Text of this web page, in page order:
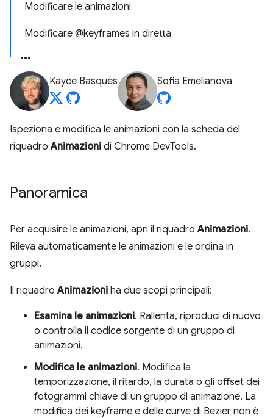
Modificare le animazioni
Modificare @keyframes in diretta
Kayce Basques Sofia Emelianova
Ispeziona e modifica le animazioni con la scheda del
riquadroAnimazioni di Chrome DevTools.
Panoramica
Per acquisire le animazioni, apri il riquadroAnimazioni.
Rileva automaticamente le animazioni e le ordina in
gruppi.
Il riquadroAnimazioni ha due scopi principali:
Esamina le animazioni. Rallenta, riproduci di nuovo
o controlla il codice sorgente di un gruppo di
animazioni.
Modifica le animazioni. Modifica la
temporizzazione, il ritardo, la durata o gli offset dei
fotogrammi chiave di un gruppo di animazione. La
modifica dei keyframe e delle curve di Bezier non è